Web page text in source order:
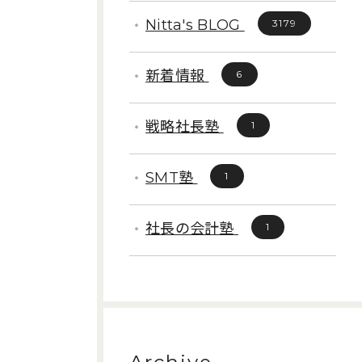
Nitta's BLOG 3179
新着情報 6
戦略社長塾 1
SMT塾 1
社長の会計塾 1